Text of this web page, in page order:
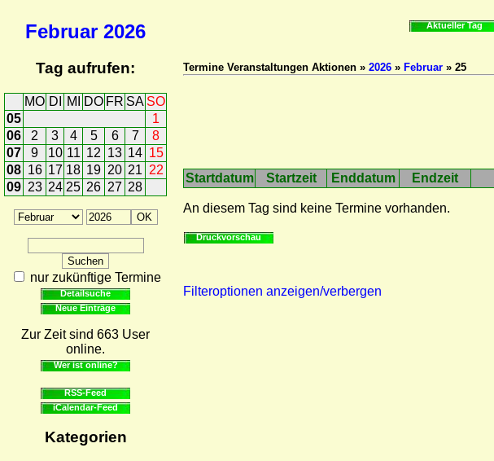
Februar 2026
Tag aufrufen:
MO DI MI DO FR SA SO
05
1
06
2 3 4 5 6 7
8
07
9 10 11 12 13 14 15
08 16 17 18 19 20 21 22
09 23 24 25 26 27 28
nur zukünftige Termine
Detailsuche
Neue Einträge
Zur Zeit sind 663 User
online.
Wer ist online?
RSS-Feed
iCalendar-Feed
Kategorien
Aktueller Tag
Termine Veranstaltungen Aktionen » 2026 » Februar » 25
Startdatum Startzeit Enddatum Endzeit
An diesem Tag sind keine Termine vorhanden.
Druckvorschau
Filteroptionen anzeigen/verbergen